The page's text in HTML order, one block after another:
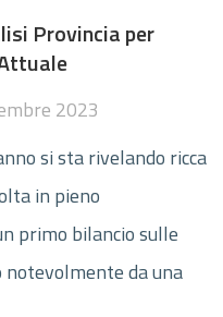
Provincia per
2023
si sta rivelando ricca
in pieno
primo bilancio sulle
notevolmente da una